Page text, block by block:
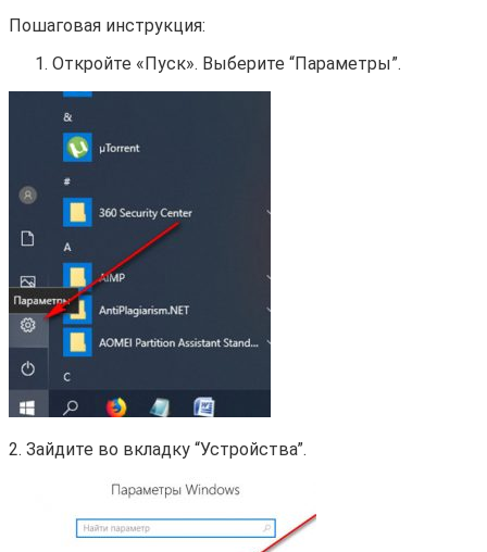
Пошаговая инструкция:
Откройте «Пуск». Выберите “Параметры”.
2. Зайдите во вкладку “Устройства”.